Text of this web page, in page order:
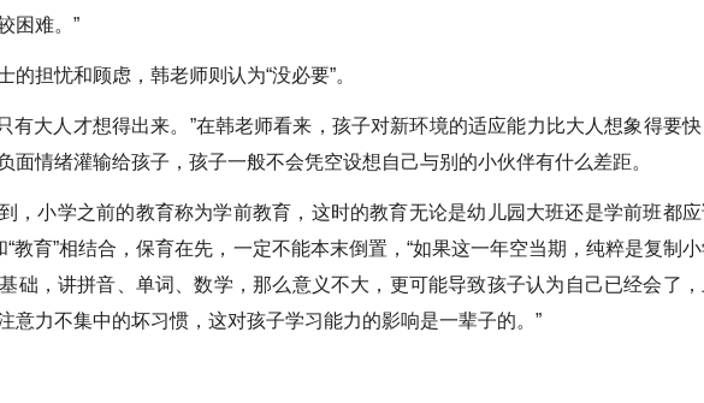
困难。”
的担忧和顾虑，韩老师则认为“没必要”。
有大人才想得出来。”在韩老师看来，孩子对新环境的适应能力比大人想象得要快
面情绪灌输给孩子，孩子一般不会凭空设想自己与别的小伙伴有什么差距。
，小学之前的教育称为学前教育，这时的教育无论是幼儿园大班还是学前班都
“教育”相结合，保育在先，一定不能本末倒置，“如果这一年空当期，纯粹是复制
础，讲拼音、单词、数学，那么意义不大，更可能导致孩子认为自己已经会了，
意力不集中的坏习惯，这对孩子学习能力的影响是一辈子的。”